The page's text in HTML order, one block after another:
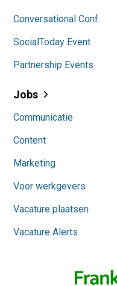
Conversational Conf.
SocialToday Event
Partnership Events
Jobs
Communicatie
Content
Marketing
Voor werkgevers
Vacature plaatsen
Vacature Alerts